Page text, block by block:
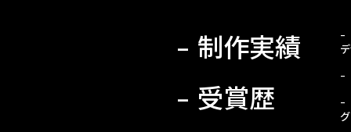
制作実績
受賞歴